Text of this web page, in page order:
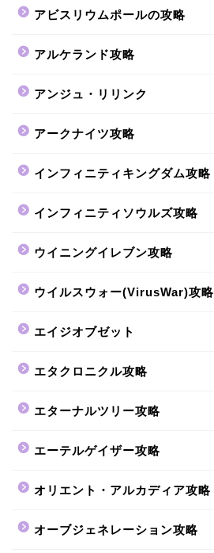
アビスリウムポールの攻略
アルケランド攻略
アンジュ・リリンク
アークナイツ攻略
インフィニティキングダム攻略
インフィニティソウルズ攻略
ウイニングイレブン攻略
ウイルスウォー(VirusWar)攻略
エイジオブゼット
エタクロニクル攻略
エターナルツリー攻略
エーテルゲイザー攻略
オリエント・アルカディア攻略
オーブジェネレーション攻略